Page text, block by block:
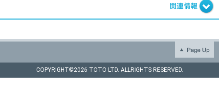
COPYRIGHT©2026 TOTO LTD. ALLRIGHTS RESERVED.